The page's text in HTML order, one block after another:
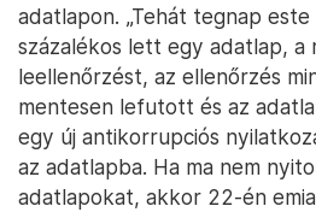
adatlapon. „Tehát tegnap este
százalékos lett egy adatlap,
leellenőrzést, az ellenőrzés
mentesen lefutott és az
egy új antikorrupciós
az adatlapba. Ha ma nem
adatlapokat, akkor 22-én